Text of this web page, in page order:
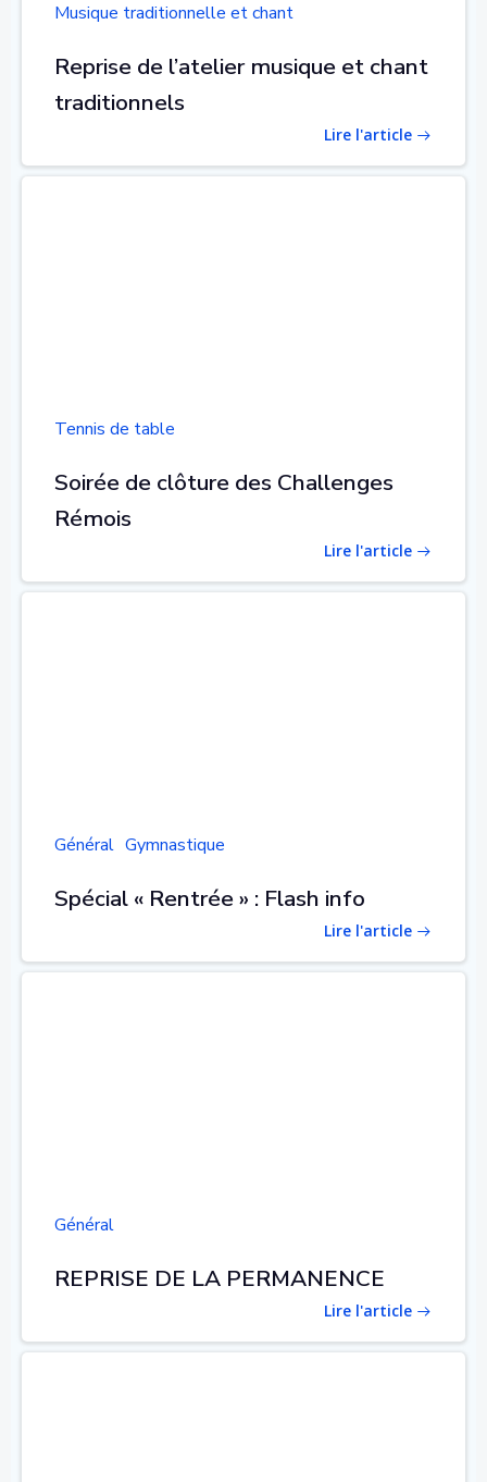
Musique traditionnelle et chant
Reprise de l’atelier musique et chant
traditionnels
Lire l'article
Tennis de table
Soirée de clôture des Challenges
Rémois
Lire l'article
Général Gymnastique
Spécial « Rentrée » : Flash info
Lire l'article
Général
REPRISE DE LA PERMANENCE
Lire l'article